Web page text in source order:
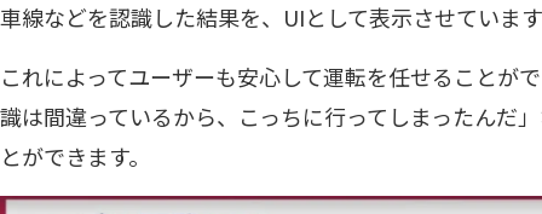
車線などを認識した結果を、UIとして表示させていま
これによってユーザーも安心して運転を任せることが
識は間違っているから、こっちに行ってしまったんだ
とができます。